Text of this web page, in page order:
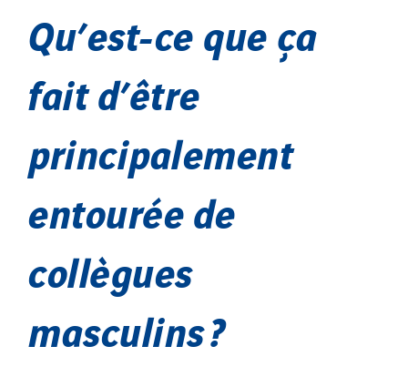
Qu’est-ce que ça
fait d’être
principalement
entourée de
collègues
masculins ?